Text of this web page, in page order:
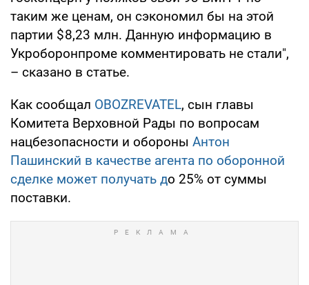
таким же ценам, он сэкономил бы на этой
партии $ 8,23 млн. Данную информацию в
Укроборонпроме комментировать не стали",
– сказано в статье.
Как сообщал OBOZREVATEL, сын главы
Комитета Верховной Рады по вопросам
нацбезопасности и обороны Антон
Пашинский в качестве агента по оборонной
сделке может получать до 25% от суммы
поставки.